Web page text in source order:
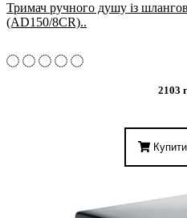
Тримач ручного душу із
(AD150/8CR)..
2103
Купити